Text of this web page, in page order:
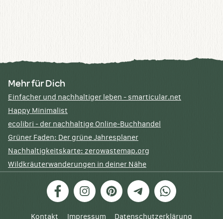
Mehr für Dich
Einfacher und nachhaltiger leben - smarticular.net
Happy Minimalist
ecolibri - der nachhaltige Online-Buchhandel
Grüner Faden: Der grüne Jahresplaner
Nachhaltigkeitskarte: zerowastemap.org
Wildkräuterwanderungen in deiner Nähe
FacebookInstagramPinterestTelegramWhatsApp
Kontakt Impressum Datenschutzerklärung